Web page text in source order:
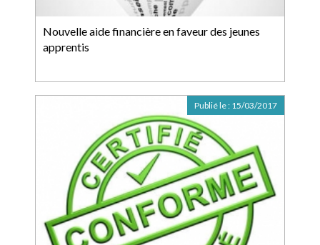
Nouvelle aide financière en faveur des jeunes
apprentis
Publié le : 15/03/2017